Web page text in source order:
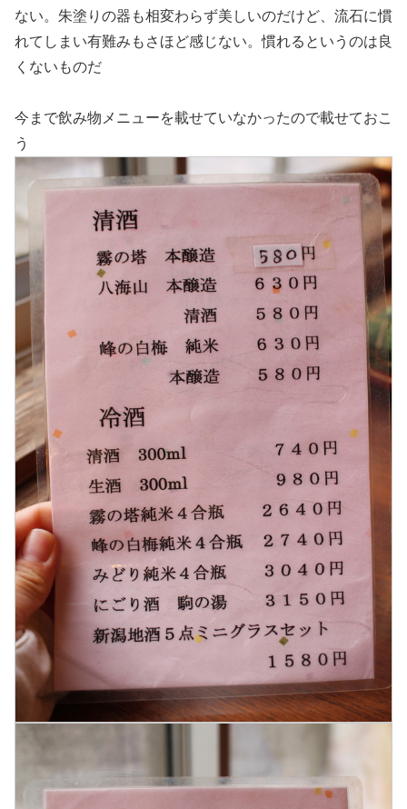
ない。朱塗りの器も相変わらず美しいのだけど、流石に慣
れてしまい有難みもさほど感じない。慣れるというのは良
くないものだ
今まで飲み物メニューを載せていなかったので載せておこ
う